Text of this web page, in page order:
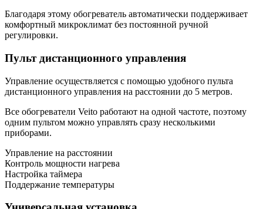
Благодаря этому обогреватель автоматически поддерживает
комфортный микроклимат без постоянной ручной
регулировки.
Пульт дистанционного управления
Управление осуществляется с помощью удобного пульта
дистанционного управления на расстоянии до 5 метров.
Все обогреватели Veito работают на одной частоте, поэтому
одним пультом можно управлять сразу несколькими
приборами.
Управление на расстоянии
Контроль мощности нагрева
Настройка таймера
Поддержание температуры